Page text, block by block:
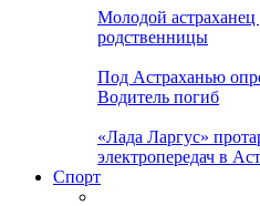
Молодой
родственницы
Под Астраханью
Водитель погиб
«Лада Ларгус»
электропередач в
Спорт